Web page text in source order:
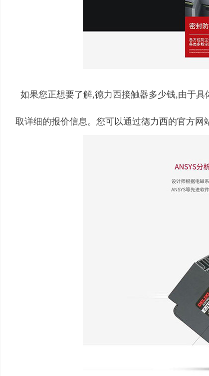
如果您正想要了解,德力西接触器多少钱,由于
取详细的报价信息。您可以通过德力西的官方网